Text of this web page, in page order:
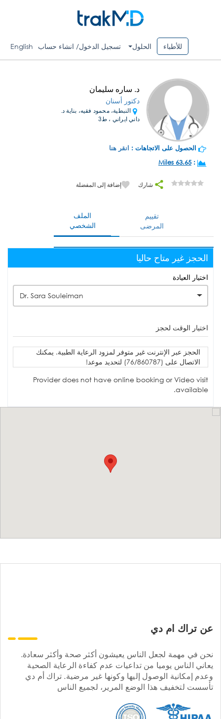
للأطباء الحلول تسجيل الدخول/ انشاء حساب English
د. ساره سليمان
دكتور أسنان
النبطية، محمود فقيه، بناية د.
داني ايراني ، ط3
الحصول على الاتجاهات : انقر هنا
:
63.65 Miles
شارك إضافة إلى المفضلة
الملف
الشخصي
تقييم
المرضى
الحجز غير متاح حاليا
اختيار العيادة
Dr. Sara Souleiman
اختيار الوقت لحجز
الحجز عبر الإنترنت غير متوفر لمزود الرعاية الطبية. يمكنك
الاتصال على (76/860787) لتحديد موعد!
Provider does not have online booking or Video visit
available.
عن تراك ام دي
نحن في مهمة لجعل الناس يعيشون أكثر صحة وأكثر سعادة.
يعاني الناس يوميا من تداعيات عدم كفاءة الرعاية الصحية
وعدم إمكانية الوصول إليها وكونها غير مرضية. تراك أم دي
تأسست لتخفيف هذا الوضع المرير، لجميع الناس